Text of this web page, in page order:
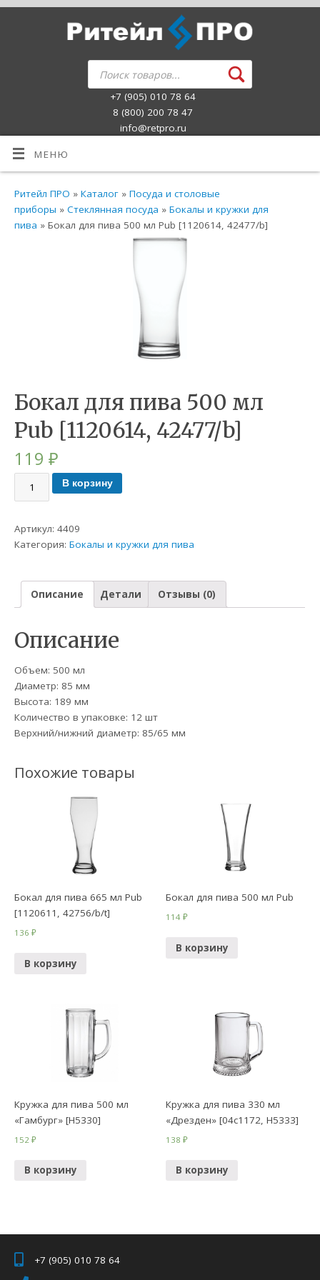
+7 (905) 010 78 64
8 (800) 200 78 47
info@retpro.ru
МЕНЮ
Ритейл ПРО »Каталог »Посуда и столовые
приборы »Стеклянная посуда »Бокалы и кружки для
пива » Бокал для пива 500 мл Pub [1120614, 42477/b]
Бокал для пива 500 мл
Pub [1120614, 42477/b]
119₽
В корзину
Артикул:4409
Категория:Бокалы и кружки для пива
Описание Детали Отзывы (0)
Описание
Объем: 500 мл
Диаметр: 85 мм
Высота: 189 мм
Количество в упаковке: 12 шт
Верхний/нижний диаметр: 85/65 мм
Похожие товары
Бокал для пива 665 мл Pub
[1120611, 42756/b/t]
136₽
В корзину
Бокал для пива 500 мл Pub
114₽
В корзину
Кружка для пива 500 мл
«Гамбург» [H5330]
152₽
В корзину
Кружка для пива 330 мл
«Дрезден» [04с1172, H5333]
138₽
В корзину
+7 (905) 010 78 64